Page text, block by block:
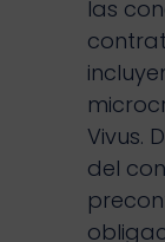
las
Vivus.
del